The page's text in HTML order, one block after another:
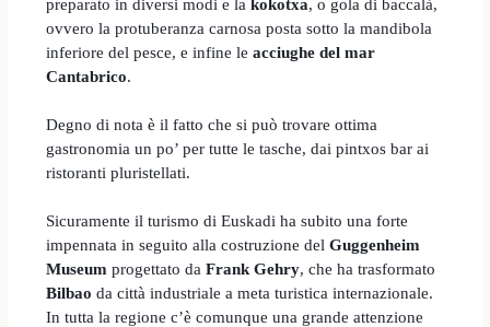
preparato in diversi modi e la kokotxa, o gola di baccalà,
ovvero la protuberanza carnosa posta sotto la mandibola
inferiore del pesce, e infine leacciughe del mar
Cantabrico.
Degno di nota è il fatto che si può trovare ottima
gastronomia un po’ per tutte le tasche, dai pintxos bar ai
ristoranti pluristellati.
Sicuramente il turismo di Euskadi ha subito una forte
impennata in seguito alla costruzione delGuggenheim
Museum progettato da Frank Gehry, che ha trasformato
Bilbao da città industriale a meta turistica internazionale.
In tutta la regione c’è comunque una grande attenzione